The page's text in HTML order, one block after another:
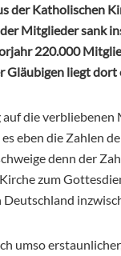
der Katholischen
Mitglieder sank
220.000
Gläubigen liegt
die
eben die Zahlen
denn der
zum
umso